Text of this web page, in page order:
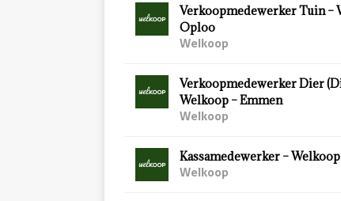
Verkoopmedewerker Tuin –
Oploo
Welkoop
Verkoopmedewerker Dier
Welkoop – Emmen
Welkoop
Kassamedewerker –
Welkoop